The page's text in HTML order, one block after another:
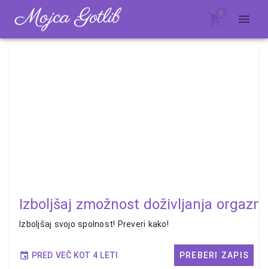
0
Izboljšaj zmožnost doživljanja
Izboljšaj svojo spolnost! Preveri kako!
PRED VEČ KOT 4 LETI PREBERI ZAPIS